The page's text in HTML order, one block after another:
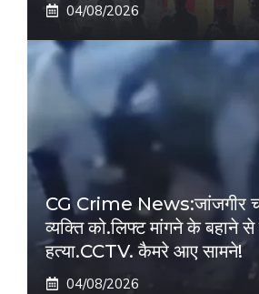
04/08/2026
CG Crime News:जांजगीर
व्यक्ति को.लिफ्ट मांगने के बहाने
हत्या.CCTV. कैमरे आए सामने!
04/08/2026